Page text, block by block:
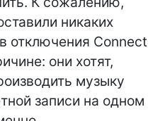
никаких
отключения Connect
они хотят,
музыку
записи на одном